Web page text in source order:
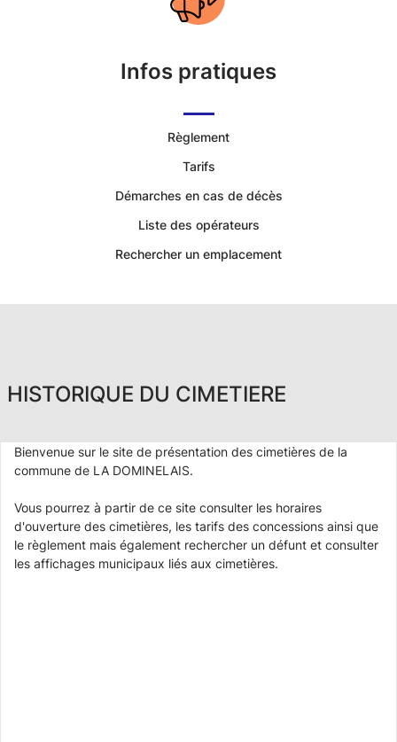
Funéraires
et
Infos pratiques
Règlement
Tarifs
Démarches en cas de décès
Liste des opérateurs
Rechercher un emplacement
HISTORIQUE DU CIMETIERE
Bienvenue sur le site de présentation des cimetières de la
commune de LA DOMINELAIS.
Vous pourrez à partir de ce site consulter les horaires
d'ouverture des cimetières, les tarifs des concessions ainsi que
le règlement mais également rechercher un défunt et consulter
les affichages municipaux liés aux cimetières.